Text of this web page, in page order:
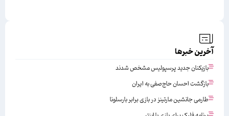
آخرین خبرها
بازیکنان جدید پرسپولیس مشخص شدند
بازگشت احسان حاج‌صفی به ایران
طارمی جانشین مارتینز در بازی برابر بارسلونا